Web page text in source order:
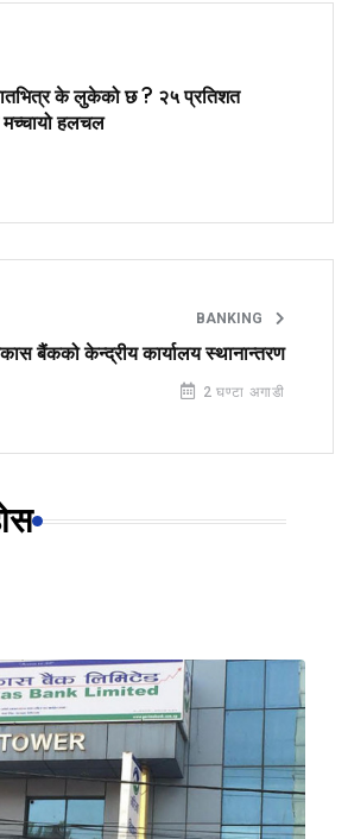
के लुकेको छ ? २५ प्रतिशत
मच्चायो हलचल
BANKING
बैंकको केन्द्रीय कार्यालय स्थानान्तरण
2 घण्टा अगाडी